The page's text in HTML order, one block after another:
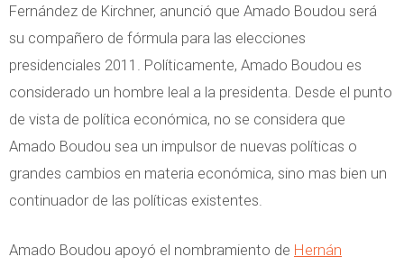
Fernández de Kirchner, anunció que Amado Boudou será
su compañero de fórmula para las elecciones
presidenciales 2011. Políticamente, Amado Boudou es
considerado un hombre leal a la presidenta. Desde el punto
de vista de política económica, no se considera que
Amado Boudou sea un impulsor de nuevas políticas o
grandes cambios en materia económica, sino mas bien un
continuador de las políticas existentes.
Amado Boudou apoyó el nombramiento de Hernán